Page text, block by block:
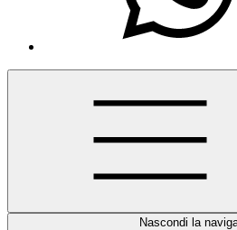
Nascondi la